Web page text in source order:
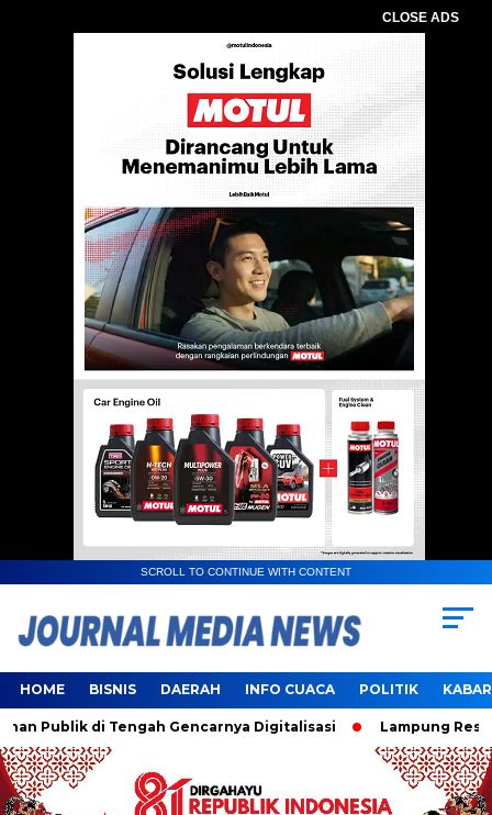
CLOSE ADS
SCROLL TO CONTINUE WITH CONTENT
HOME BISNIS DAERAH INFO CUACA POLITIK
Publik di Tengah Gencarnya Digitalisasi Lampung Resmi